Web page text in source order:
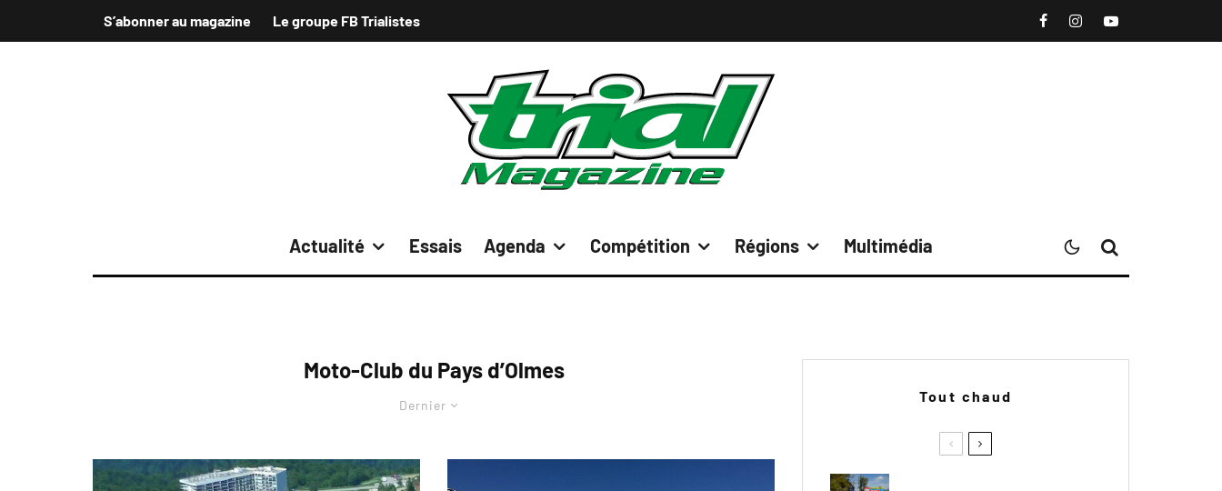
S’abonner au magazine Le groupe FB Trialistes
Actualité Essais Agenda Compétition Régions Multimédia
Moto-Club du Pays d’Olmes
Dernier
Tout chaud